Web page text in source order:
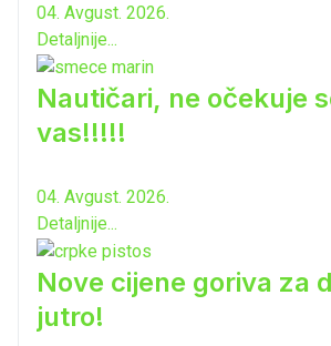
04. Avgust. 2026.
Detaljnije...
Nautičari, ne očekuje
vas!!!!!
04. Avgust. 2026.
Detaljnije...
Nove cijene goriva za
jutro!